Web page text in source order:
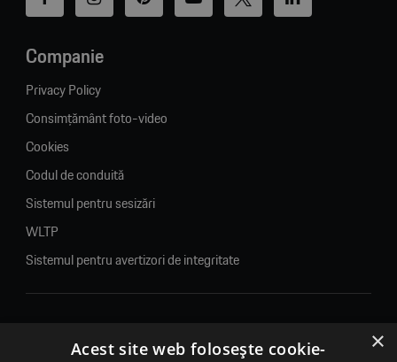
Companie
Privacy Policy
Consimțământ foto-video
Cookies
Codul de conduită
Sistemul pentru sesizări
WLTP
Sistemul pentru avertizori de integritate
© 2026. Porsche Inter Auto Romania. Toate drepturile rezervate. ×
Acest site web folosește cookie-